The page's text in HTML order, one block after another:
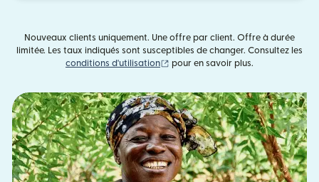
Nouveaux clients uniquement. Une offre par client. Offre à durée
limitée. Les taux indiqués sont susceptibles de changer. Consultez les
conditions d'utilisation
(s'ouvre dans une nouvelle fenêtre)
pour en savoir plus.